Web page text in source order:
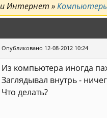
Интернет »Компьютеры
Опубликовано 12-08-2012 10:24
Из компьютера иногда
Заглядывал внутрь -
Что делать?